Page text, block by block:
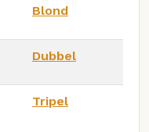
Blond
Dubbel
Tripel